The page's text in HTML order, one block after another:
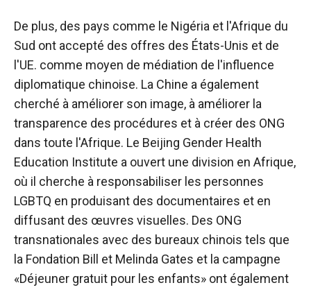
De plus, des pays comme le Nigéria et l'Afrique du
Sud ont accepté des offres des États-Unis et de
l'UE. comme moyen de médiation de l'influence
diplomatique chinoise. La Chine a également
cherché à améliorer son image, à améliorer la
transparence des procédures et à créer des ONG
dans toute l'Afrique. Le Beijing Gender Health
Education Institute a ouvert une division en Afrique,
où il cherche à responsabiliser les personnes
LGBTQ en produisant des documentaires et en
diffusant des œuvres visuelles. Des ONG
transnationales avec des bureaux chinois tels que
la Fondation Bill et Melinda Gates et la campagne
«Déjeuner gratuit pour les enfants» ont également